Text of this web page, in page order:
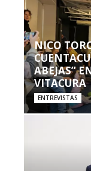
NICO
ABEJAS”
VITACURA
ENTREVISTAS